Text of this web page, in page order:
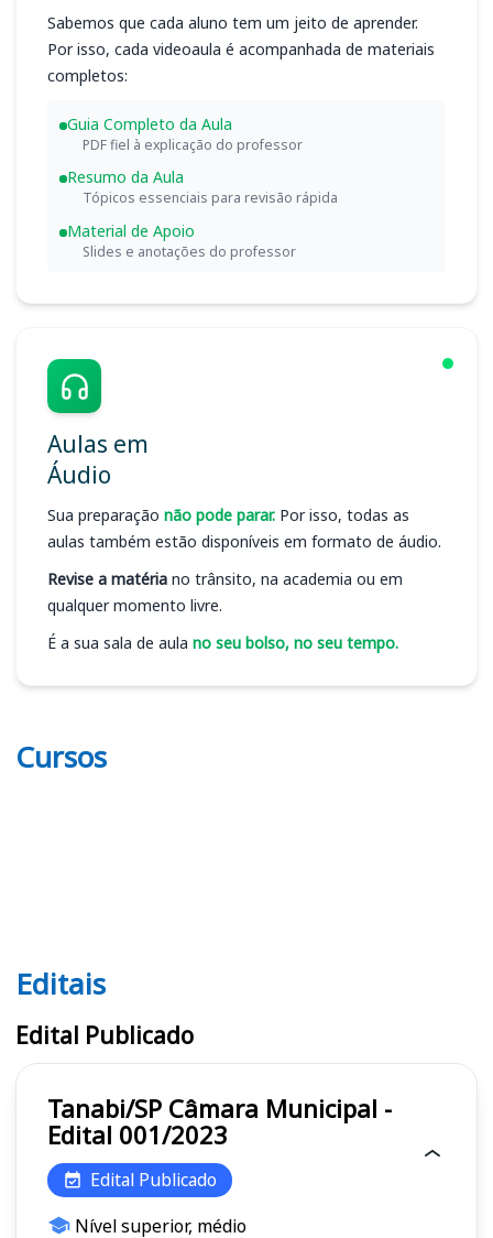
Sabemos que cada aluno tem um jeito de aprender.
Por isso, cada videoaula é acompanhada de materiais
completos:
Guia Completo da Aula
PDF fiel à explicação do professor
Resumo da Aula
Tópicos essenciais para revisão rápida
Material de Apoio
Slides e anotações do professor
Aulas em
Áudio
Sua preparação não pode parar. Por isso, todas as
aulas também estão disponíveis em formato de áudio.
Revise a matéria no trânsito, na academia ou em
qualquer momento livre.
É a sua sala de aula no seu bolso, no seu tempo.
Cursos
Editais
Editais
Edital Publicado
Tanabi/SP Câmara Municipal -
Edital 001/2023
Edital Publicado
Nível superior, médio